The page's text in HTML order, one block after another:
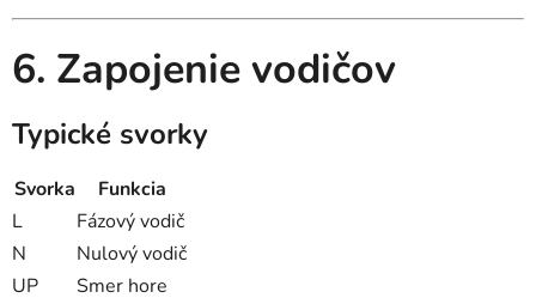
6. Zapojenie vodičov
Typické svorky
Svorka
Funkcia
L
Fázový vodič
N
Nulový vodič
UP
Smer hore